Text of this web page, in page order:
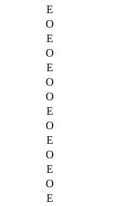
E
O
E
O
E
O
O
E
O
E
O
E
O
E